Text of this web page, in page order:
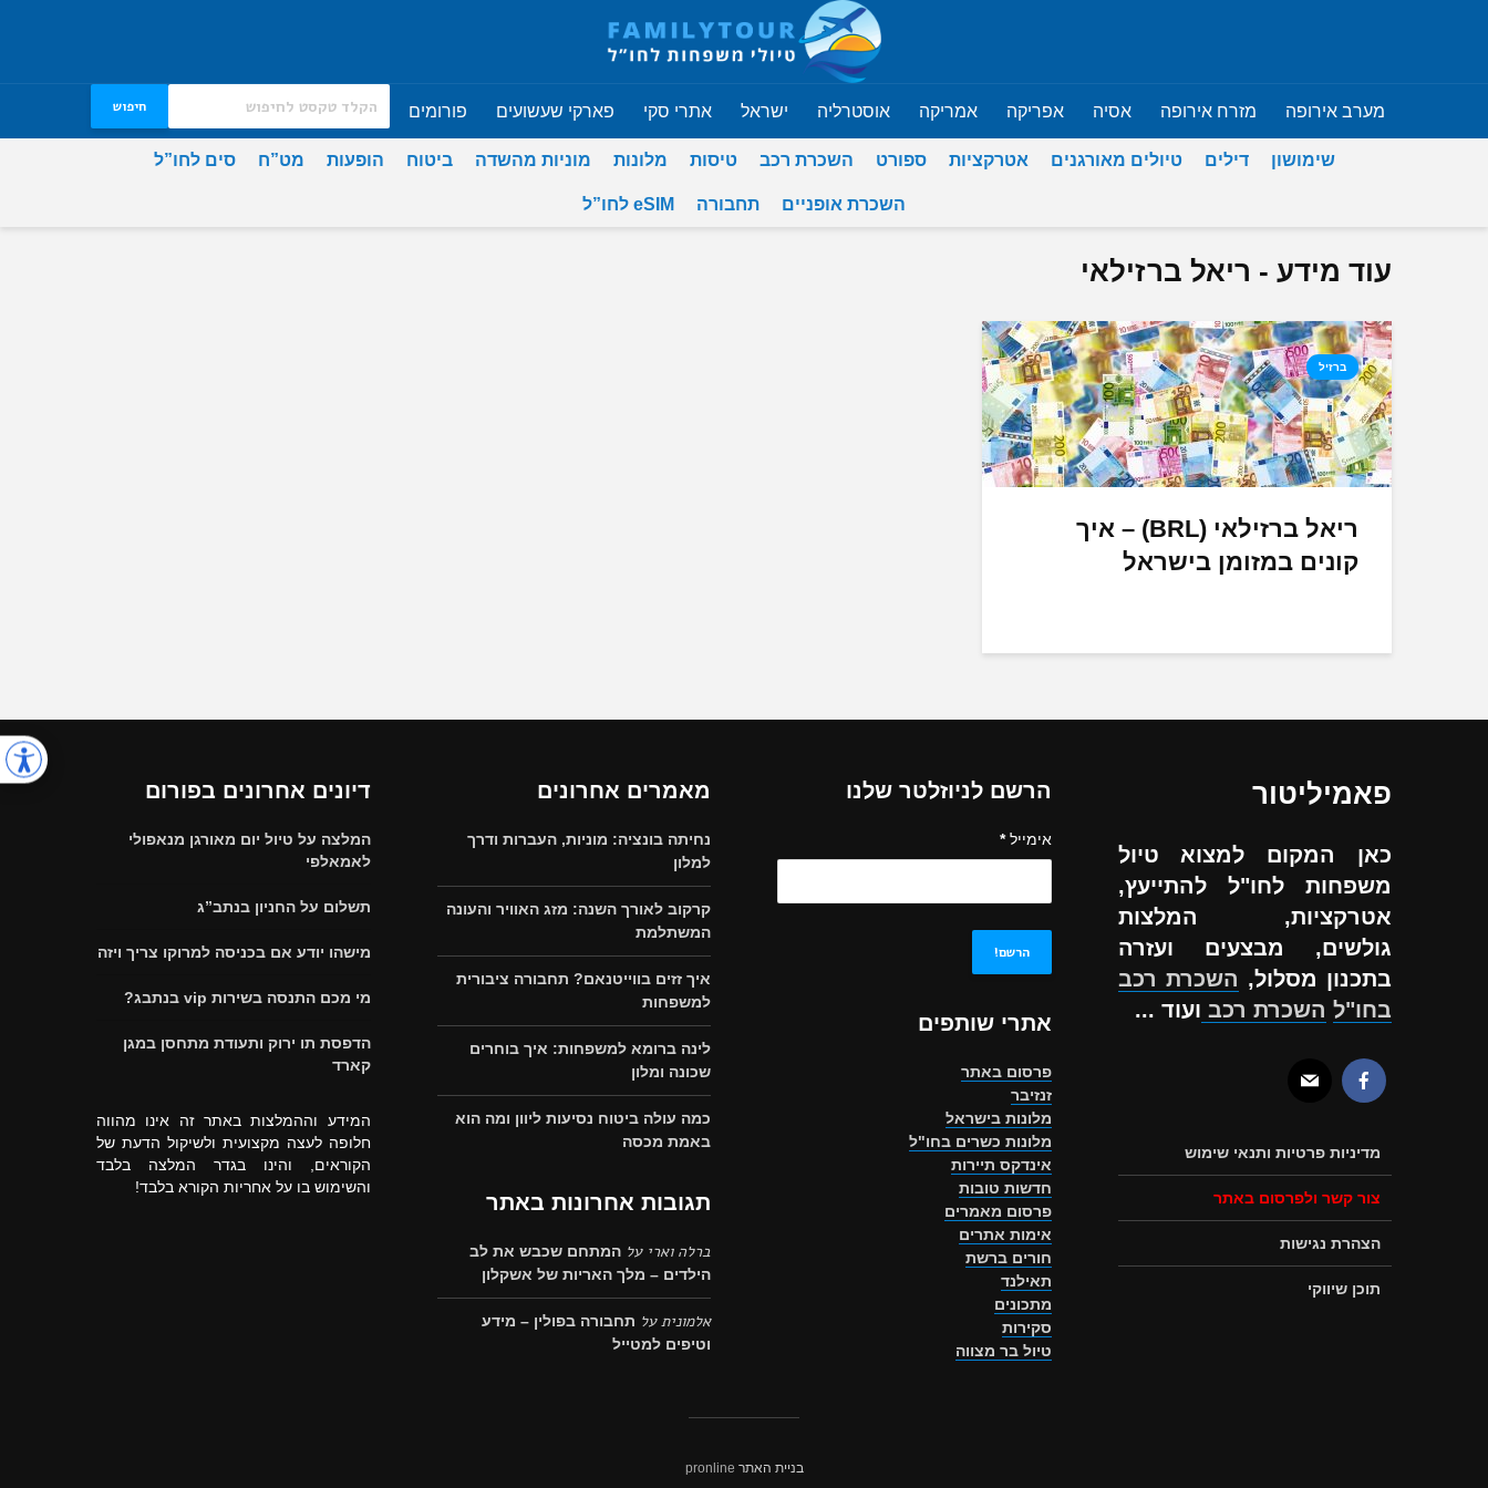
מערב אירופה מזרח אירופה אסיה אפריקה אמריקה אוסטרליה ישראל אתרי סקי פארקי שעשועים פורומים חיפוש
שימושון דילים טיולים מאורגנים אטרקציות ספורט השכרת רכב טיסות מלונות מוניות מהשדה ביטוח הופעות מט”ח סים לחו”ל
השכרת אופניים תחבורה eSIM לחו”ל
עוד מידע - ריאל ברזילאי
ברזיל
ריאל ברזילאי (BRL) – איך
קונים במזומן בישראל
פאמיליטור
כאן המקום למצוא טיול
משפחות לחו"ל להתייעץ,
אטרקציות, המלצות
גולשים, מבצעים ועזרה
בתכנון מסלול, השכרת רכב
בחו"ל השכרת רכב ועוד ...
מדיניות פרטיות ותנאי שימוש
צור קשר ולפרסום באתר
הצהרת נגישות
תוכן שיווקי
הרשם לניוזלטר שלנו
אימייל*
אתרי שותפים
פרסום באתר
זנזיבר
מלונות בישראל
מלונות כשרים בחו"ל
אינדקס תיירות
חדשות טובות
פרסום מאמרים
אימות אתרים
חורים ברשת
תאילנד
מתכונים
סקירות
טיול בר מצווה
מאמרים אחרונים
נחיתה בונציה: מוניות, העברות ודרך
למלון
קרקוב לאורך השנה: מזג האוויר והעונה
המשתלמת
איך זזים בווייטנאם? תחבורה ציבורית
למשפחות
לינה ברומא למשפחות: איך בוחרים
שכונה ומלון
כמה עולה ביטוח נסיעות ליוון ומה הוא
באמת מכסה
תגובות אחרונות באתר
ברלה וארי על המתחם שכבש את לב
הילדים – מלך האריות של אשקלון
אלמוניתעל תחבורה בפולין – מידע
וטיפים למטייל
דיונים אחרונים בפורום
המלצה על טיול יום מאורגן מנאפולי
לאמאלפי
תשלום על החניון בנתב”ג
מישהו יודע אם בכניסה למרוקו צריך ויזה
מי מכם התנסה בשירות vip בנתבג?
הדפסת תו ירוק ותעודת מתחסן במגן
קארד
המידע וההמלצות באתר זה אינו מהווה
חלופה לעצה מקצועית ולשיקול הדעת של
הקוראים, והינו בגדר המלצה בלבד
והשימוש בו על אחריות הקורא בלבד!
בניית האתר pronline